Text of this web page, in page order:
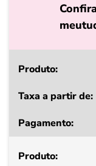
Produto
a
de